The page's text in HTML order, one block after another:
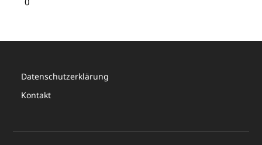
Datenschutzerklärung
Kontakt